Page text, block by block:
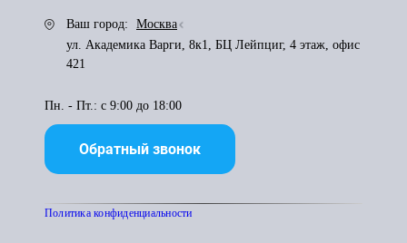
Ваш город:
Москва
ул. Академика Варги, 8к1, БЦ Лейпциг, 4 этаж, офис
421
Пн. - Пт.: с 9:00 до 18:00
Обратный звонок
Политика конфиденциальности